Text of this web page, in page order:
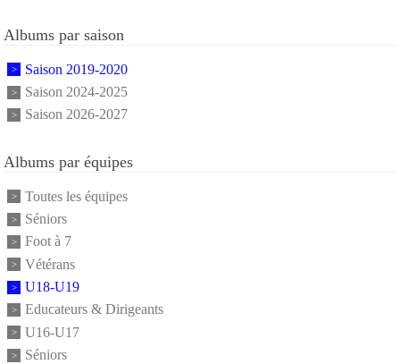
Albums par saison
Saison 2019-2020
Saison 2024-2025
Saison 2026-2027
Albums par équipes
Toutes les équipes
Séniors
Foot à 7
Vétérans
U18-U19
Educateurs & Dirigeants
U16-U17
Séniors